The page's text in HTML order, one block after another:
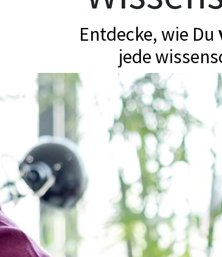
Entdecke, wie Du
jede